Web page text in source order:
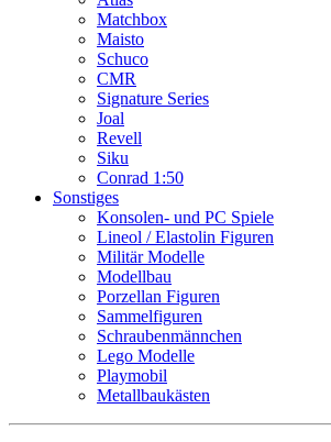
Matchbox
Maisto
Schuco
CMR
Signature Series
Joal
Revell
Siku
Conrad 1:50
Sonstiges
Konsolen- und PC Spiele
Lineol / Elastolin Figuren
Militär Modelle
Modellbau
Porzellan Figuren
Sammelfiguren
Schraubenmännchen
Lego Modelle
Playmobil
Metallbaukästen